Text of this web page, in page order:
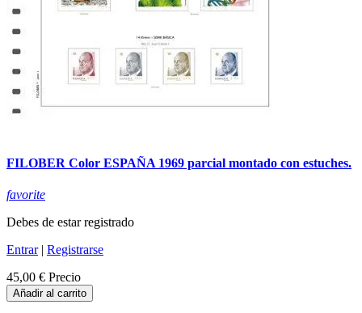
FILOBER Color ESPAÑA 1969 parcial montado con estuches.
favorite
Debes de estar registrado
Entrar| Registrarse
45,00 € Precio
Añadir al carrito